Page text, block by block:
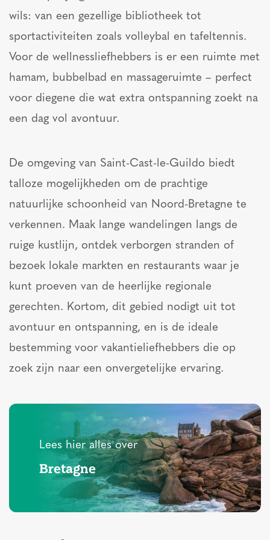
wils: van een gezellige bibliotheek tot
sportactiviteiten zoals volleybal en tafeltennis.
Voor de wellnessliefhebbers is er een ruimte met
hamam, bubbelbad en massageruimte – perfect
voor diegene die wat extra ontspanning zoekt na
een dag vol avontuur.
De omgeving van Saint-Cast-le-Guildo biedt
talloze mogelijkheden om de prachtige
natuurlijke schoonheid van Noord-Bretagne te
verkennen. Maak lange wandelingen langs de
ruige kustlijn, ontdek verborgen stranden of
bezoek lokale markten en restaurants waar je
kunt proeven van de heerlijke regionale
gerechten. Kortom, dit gebied nodigt uit tot
avontuur en ontspanning, en is de ideale
bestemming voor vakantieliefhebbers die op
zoek zijn naar een onvergetelijke ervaring.
Lees hier alles over
Bretagne